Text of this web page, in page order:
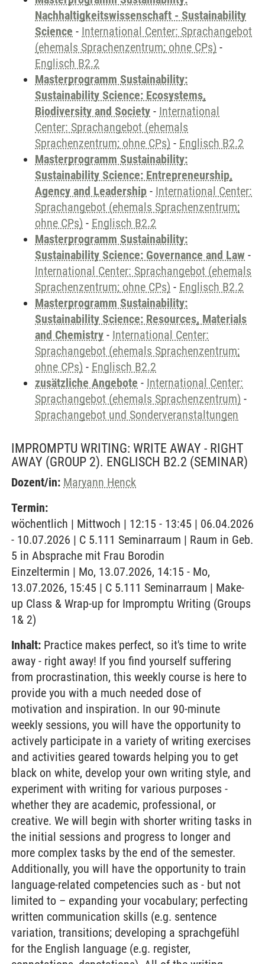
Nachhaltigkeitswissenschaft - Sustainability
Science - International Center: Sprachangebot
(ehemals Sprachenzentrum; ohne CPs) -
Englisch B2.2
Masterprogramm Sustainability:
Sustainability Science: Ecosystems,
Biodiversity and Society - International
Center: Sprachangebot (ehemals
Sprachenzentrum; ohne CPs) - Englisch B2.2
Masterprogramm Sustainability:
Sustainability Science: Entrepreneurship,
Agency and Leadership - International Center:
Sprachangebot (ehemals Sprachenzentrum;
ohne CPs) - Englisch B2.2
Masterprogramm Sustainability:
Sustainability Science: Governance and Law -
International Center: Sprachangebot (ehemals
Sprachenzentrum; ohne CPs) - Englisch B2.2
Masterprogramm Sustainability:
Sustainability Science: Resources, Materials
and Chemistry - International Center:
Sprachangebot (ehemals Sprachenzentrum;
ohne CPs) - Englisch B2.2
zusätzliche Angebote - International Center:
Sprachangebot (ehemals Sprachenzentrum) -
Sprachangebot und Sonderveranstaltungen
IMPROMPTU WRITING: WRITE AWAY - RIGHT
AWAY (GROUP 2). ENGLISCH B2.2 (SEMINAR)
Dozent/in: Maryann Henck
Termin:
wöchentlich | Mittwoch | 12:15 - 13:45 | 06.04.2026
- 10.07.2026 | C 5.111 Seminarraum | Raum in Geb.
5 in Absprache mit Frau Borodin
Einzeltermin | Mo, 13.07.2026, 14:15 - Mo,
13.07.2026, 15:45 | C 5.111 Seminarraum | Make-
up Class & Wrap-up for Impromptu Writing (Groups
1& 2)
Inhalt: Practice makes perfect, so it's time to write
away - right away! If you find yourself suffering
from procrastination, this weekly course is here to
provide you with a much needed dose of
motivation and inspiration. In our 90-minute
weekly sessions, you will have the opportunity to
actively participate in a variety of writing exercises
and activities geared towards helping you to get
black on white, develop your own writing style, and
experiment with writing for various purposes -
whether they are academic, professional, or
creative. We will begin with shorter writing tasks in
the initial sessions and progress to longer and
more complex tasks by the end of the semester.
Additionally, you will have the opportunity to train
language-related competencies such as - but not
limited to – expanding your vocabulary; perfecting
written communication skills (e.g. sentence
variation, transitions; developing a sprachgefühl
for the English language (e.g. register,